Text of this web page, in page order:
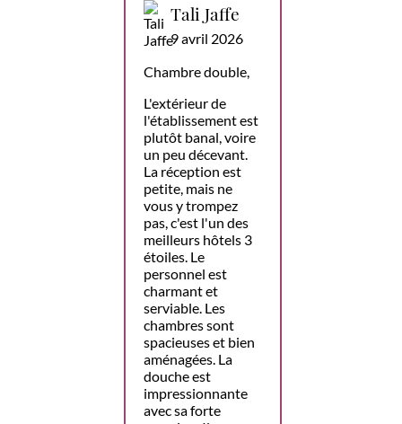
Tali Jaffe
9 avril 2026
Chambre double,
L'extérieur de
l'établissement est
plutôt banal, voire
un peu décevant.
La réception est
petite, mais ne
vous y trompez
pas, c'est l'un des
meilleurs hôtels 3
étoiles. Le
personnel est
charmant et
serviable. Les
chambres sont
spacieuses et bien
aménagées. La
douche est
impressionnante
avec sa forte